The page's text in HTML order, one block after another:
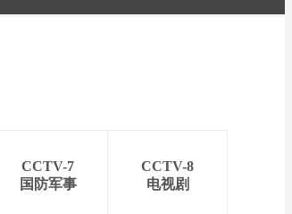
CCTV-7
国防军事
CCTV-8
电视剧